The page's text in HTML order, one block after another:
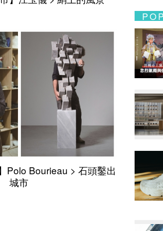
Polo Bourieau > 石頭鑿出
城市